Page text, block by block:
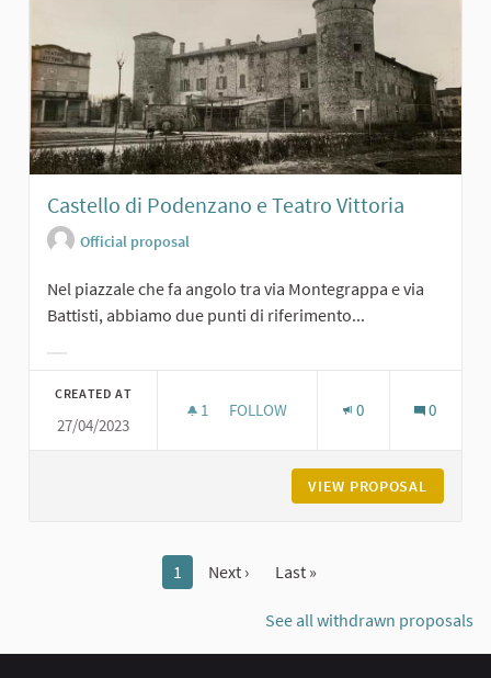
Castello di Podenzano e Teatro Vittoria
Official proposal
Nel piazzale che fa angolo tra via Montegrappa e via
Battisti, abbiamo due punti di riferimento...
CREATED AT
27/04/2023
1 1 FOLLOWER
FOLLOW 0 0
VIEW PROPOSAL
1 Next › Last »
See all withdrawn proposals